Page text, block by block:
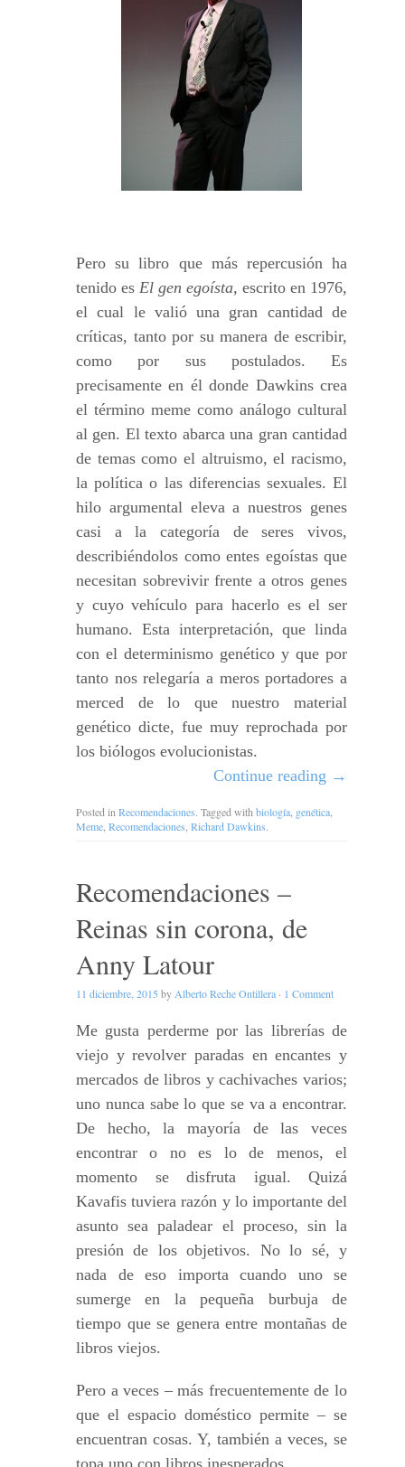
Pero su libro que más repercusión ha
tenido es El gen egoísta, escrito en 1976,
el cual le valió una gran cantidad de
críticas, tanto por su manera de escribir,
como por sus postulados. Es
precisamente en él donde Dawkins crea
el término meme como análogo cultural
al gen. El texto abarca una gran cantidad
de temas como el altruismo, el racismo,
la política o las diferencias sexuales. El
hilo argumental eleva a nuestros genes
casi a la categoría de seres vivos,
describiéndolos como entes egoístas que
necesitan sobrevivir frente a otros genes
y cuyo vehículo para hacerlo es el ser
humano. Esta interpretación, que linda
con el determinismo genético y que por
tanto nos relegaría a meros portadores a
merced de lo que nuestro material
genético dicte, fue muy reprochada por
los biólogos evolucionistas.
Continue reading →
Posted in Recomendaciones. Tagged with biología genética
Meme Recomendaciones Richard Dawkins.
Recomendaciones –
Reinas sin corona, de
Anny Latour
11 diciembre, 2015 by Alberto Reche Ontillera · 1 Comment
Me gusta perderme por las librerías de
viejo y revolver paradas en encantes y
mercados de libros y cachivaches varios;
uno nunca sabe lo que se va a encontrar.
De hecho, la mayoría de las veces
encontrar o no es lo de menos, el
momento se disfruta igual. Quizá
Kavafis tuviera razón y lo importante del
asunto sea paladear el proceso, sin la
presión de los objetivos. No lo sé, y
nada de eso importa cuando uno se
sumerge en la pequeña burbuja de
tiempo que se genera entre montañas de
libros viejos.
Pero a veces – más frecuentemente de lo
que el espacio doméstico permite – se
encuentran cosas. Y, también a veces, se
topa uno con libros inesperados.